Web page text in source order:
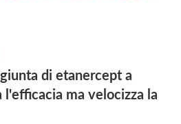
di etanercept a
l'efficacia ma velocizza la